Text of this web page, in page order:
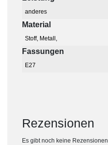
anderes
Material
Stoff, Metall,
Fassungen
E27
Rezensionen
Es gibt noch keine Rezensionen.